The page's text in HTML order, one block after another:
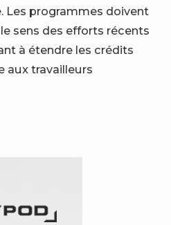
Les programmes doivent
sens des efforts récents
à étendre les crédits
aux travailleurs